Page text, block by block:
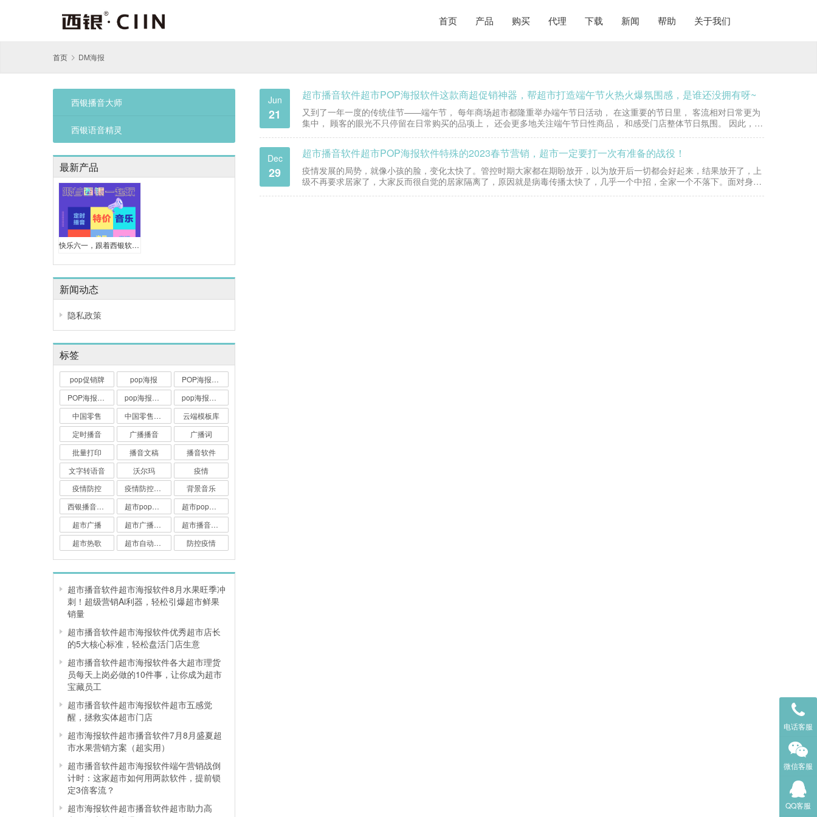
首页 产品 购买 代理 下载 新闻 帮助 关于我们
首页 DM海报
西银播音大师
西银语音精灵
最新产品
快乐六一，跟着西银软件一起疯狂玩促销
新闻动态
隐私政策
标签
pop促销牌 pop海报
POP海报大师
POP海报打印
pop海报打印软件
pop海报软件
中国零售
中国零售业博览会
云端模板库
定时播音
广播播音
广播词
批量打印
播音文稿
播音软件
文字转语音
沃尔玛
疫情
疫情防控
疫情防控广播词
背景音乐
西银播音大师
超市pop海报
超市pop海报软件
超市广播
超市广播播音
超市播音软件
超市热歌
超市自动播音软件 防控疫情
超市播音软件超市海报软件8月水果旺季冲
刺！超级营销Ai利器，轻松引爆超市鲜果
销量
超市播音软件超市海报软件优秀超市店长
的5大核心标准，轻松盘活门店生意
超市播音软件超市海报软件各大超市理货
员每天上岗必做的10件事，让你成为超市
宝藏员工
超市播音软件超市海报软件超市五感觉
醒，拯救实体超市门店
超市海报软件超市播音软件7月8月盛夏超
市水果营销方案（超实用）
超市播音软件超市海报软件端午营销战倒
计时：这家超市如何用两款软件，提前锁
定3倍客流？
超市海报软件超市播音软件超市助力高
Jun
21
超市播音软件超市POP海报软件这款商超促销神器，帮超市打造端午节火热火爆氛围感，是谁还没拥有呀~
又到了一年一度的传统佳节——端午节， 每年商场超市都隆重举办端午节日活动， 在这重要的节日里， 客流相对日常更为
集中， 顾客的眼光不只停留在日常购买的品项上， 还会更多地关注端午节日性商品， 和感受门店整体节日氛围。 因此，西
Dec
29
超市播音软件超市POP海报软件特殊的2023春节营销，超市一定要打一次有准备的战役！
疫情发展的局势，就像小孩的脸，变化太快了。管控时期大家都在期盼放开，以为放开后一切都会好起来，结果放开了，上
级不再要求居家了，大家反而很自觉的居家隔离了，原因就是病毒传播太快了，几乎一个中招，全家一个不落下。面对身体
电话客服
微信客服
QQ客服